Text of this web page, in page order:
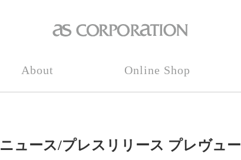
About Online Shop
ニュース/プレスリリース プレヴュー